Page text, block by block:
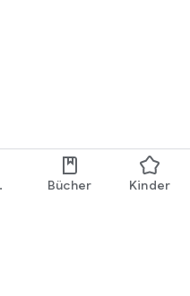
Bücher Kinder